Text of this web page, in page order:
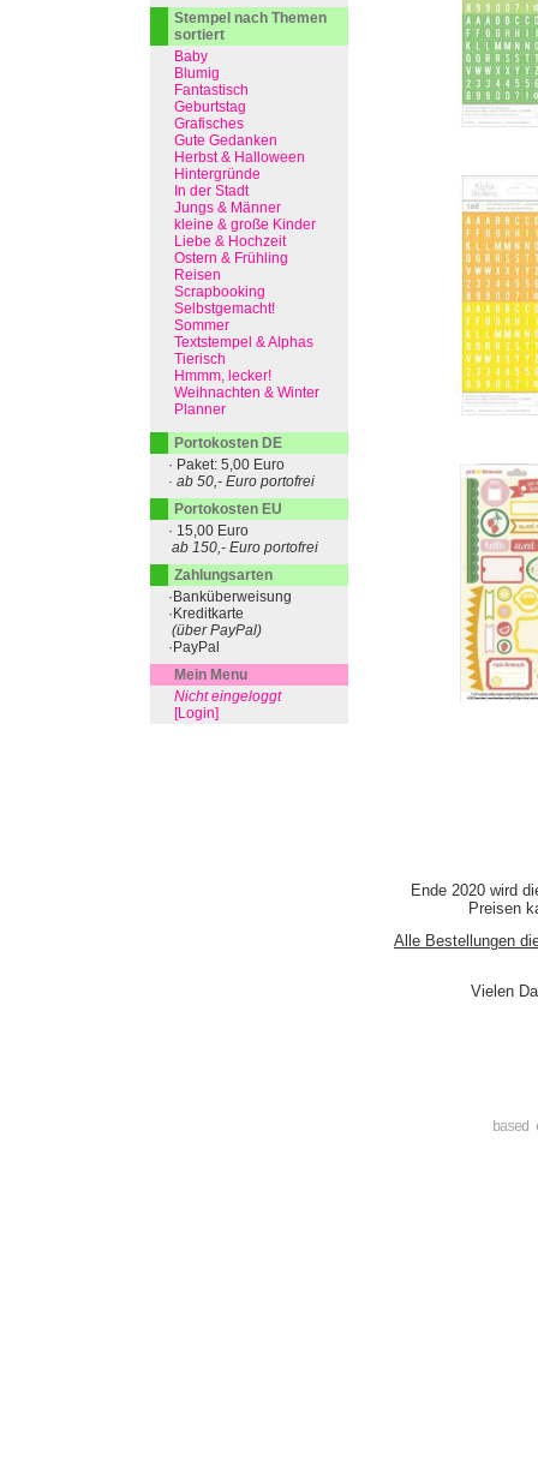
Ende 2020 wird
Preisen
Alle Bestellungen
Vielen
Stempel nach Themen
sortiert
Baby
Blumig
Fantastisch
Geburtstag
Grafisches
Gute Gedanken
Herbst & Halloween
Hintergründe
In der Stadt
Jungs & Männer
kleine & große Kinder
Liebe & Hochzeit
Ostern & Frühling
Reisen
Scrapbooking
Selbstgemacht!
Sommer
Textstempel & Alphas
Tierisch
Hmmm, lecker!
Weihnachten & Winter
Planner
Portokosten DE
· Paket: 5,00 Euro
· ab 50,- Euro portofrei
Portokosten EU
· 15,00 Euro
ab 150,- Euro portofrei
Zahlungsarten
·Banküberweisung
·Kreditkarte
(über PayPal)
·PayPal
Mein Menu
Nicht eingeloggt
[Login]